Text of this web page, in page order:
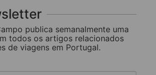
publica semanalmente uma
todos os artigos relacionados
de viagens em Portugal.